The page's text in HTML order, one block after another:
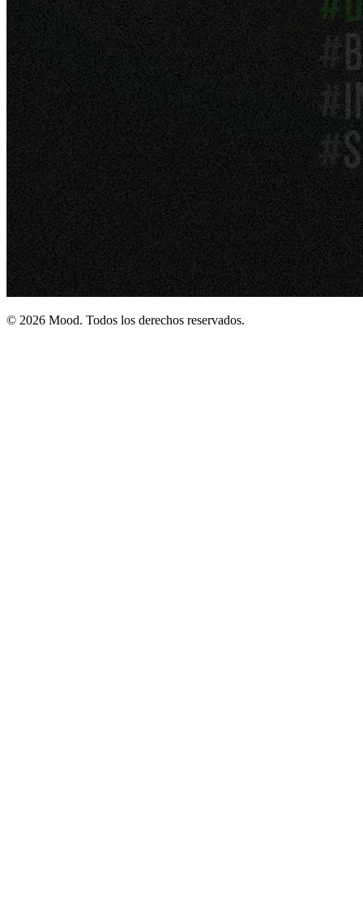
© 2026 Mood. Todos los derechos reservados.